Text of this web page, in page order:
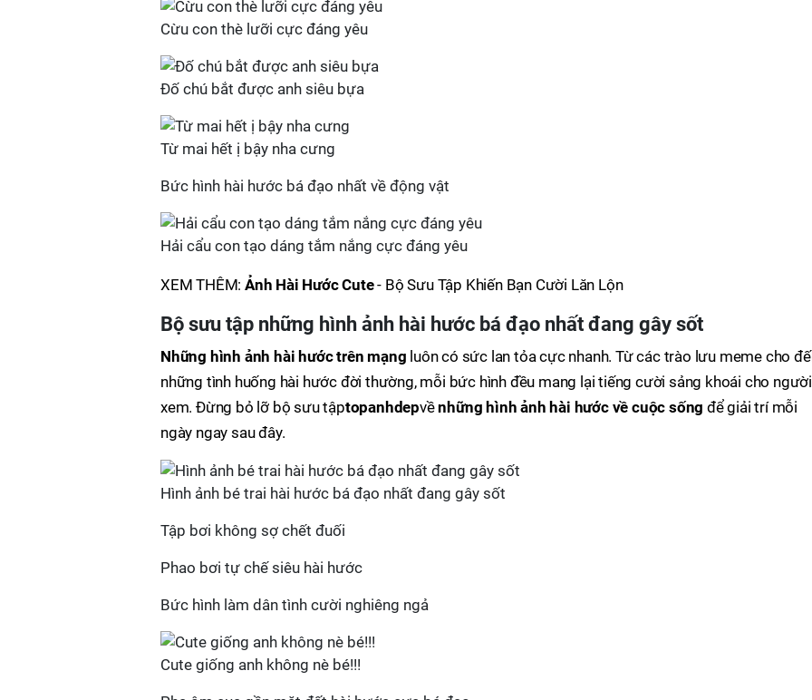
Cừu con thè lưỡi cực đáng yêu
Đố chú bắt được anh siêu bựa
Từ mai hết ị bậy nha cưng
Bức hình hài hước bá đạo nhất về động vật
Hải cẩu con tạo dáng tắm nắng cực đáng yêu
XEM THÊM: Ảnh Hài Hước Cute- Bộ Sưu Tập Khiến Bạn Cười Lăn Lộn
Bộ sưu tập những hình ảnh hài hước bá đạo nhất đang gây sốt
Những hình ảnh hài hước trên mạng luôn có sức lan tỏa cực nhanh. Từ các trào lưu meme cho
những tình huống hài hước đời thường, mỗi bức hình đều mang lại tiếng cười sảng khoái cho người
xem. Đừng bỏ lỡ bộ sưu tậptopanhdepvềnhững hình ảnh hài hước về cuộc sống để giải trí mỗi
ngày ngay sau đây.
Hình ảnh bé trai hài hước bá đạo nhất đang gây sốt
Tập bơi không sợ chết đuối
Phao bơi tự chế siêu hài hước
Bức hình làm dân tình cười nghiêng ngả
Cute giống anh không nè bé!!!